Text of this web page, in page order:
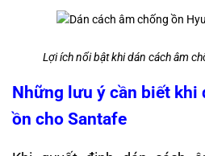
Lợi ích nổi bật khi dán cách âm
Những lưu ý cần biết khi
ồn cho Santafe